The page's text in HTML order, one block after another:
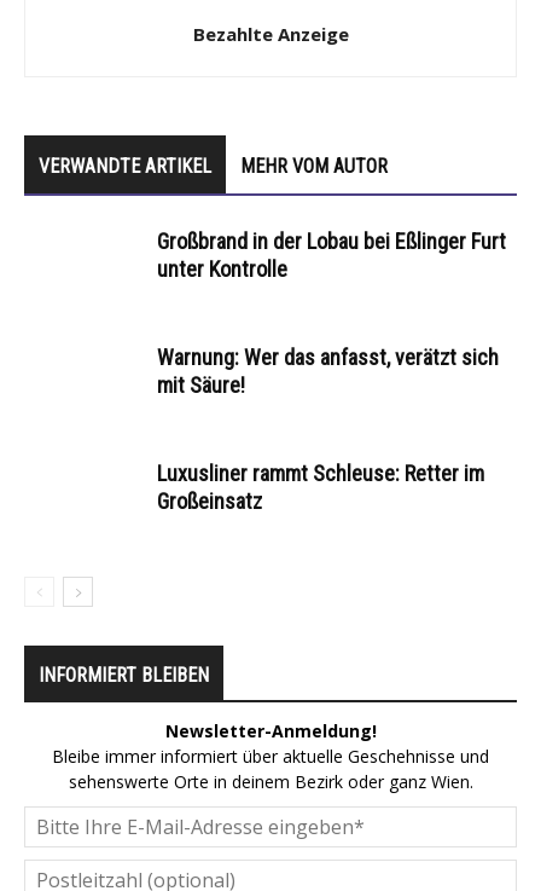
Bezahlte Anzeige
VERWANDTE ARTIKEL MEHR VOM AUTOR
Großbrand in der Lobau bei Eßlinger Furt
unter Kontrolle
Warnung: Wer das anfasst, verätzt sich
mit Säure!
Luxusliner rammt Schleuse: Retter im
Großeinsatz
INFORMIERT BLEIBEN
Newsletter-Anmeldung!
Bleibe immer informiert über aktuelle Geschehnisse und
sehenswerte Orte in deinem Bezirk oder ganz Wien.